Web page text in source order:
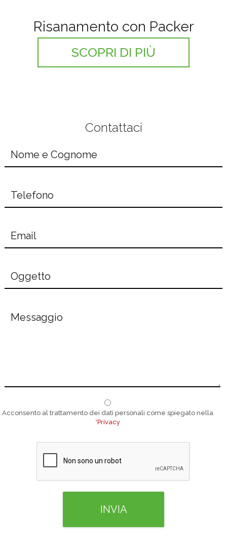
Risanamento con Packer
SCOPRI DI PIÙ
Contattaci
Privacy
Acconsento al trattamento dei dati personali come spiegato nella
*Privacy